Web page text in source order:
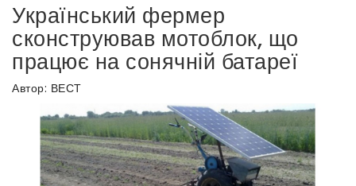
Український фермер
сконструював мотоблок, що
працює на сонячній батареї
Автор: ВЕСТ